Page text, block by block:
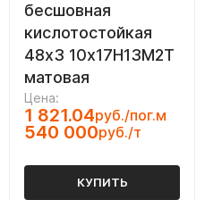
бесшовная
кислотостойкая
48х3 10х17Н13М2Т
матовая
Цена:
1 821.04руб./пог.м
540 000руб./т
КУПИТЬ